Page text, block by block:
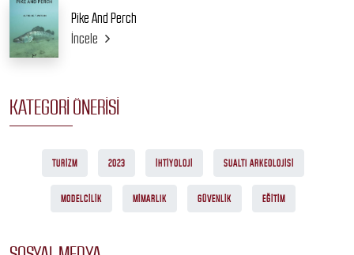
Pike And Perch
İncele
KATEGORI ÖNERISI
TURIZM 2023 İHTIYOLOJI SUALTI ARKEOLOJISI
MODELCILIK MIMARLIK GÜVENLIK EĞITIM